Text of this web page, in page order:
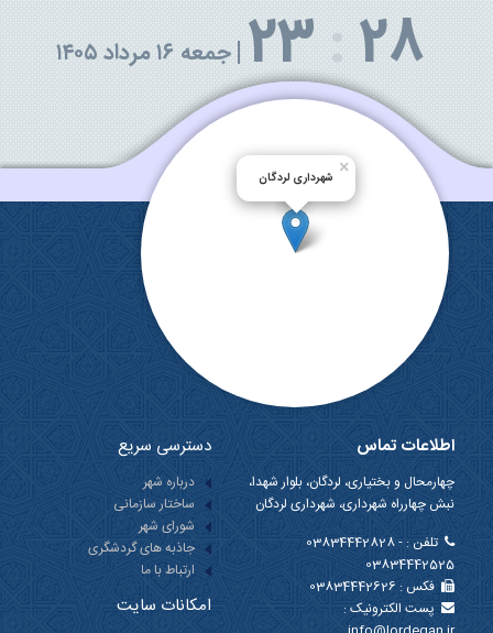
23:28
|جمعه ۱۶ مرداد ۱۴۰۵
شهرداری لردگان
×
اطلاعات تماس
چهارمحال و بختیاری، لردگان، بلوار شهدا،
نبش چهارراه شهرداری، شهرداری لردگان
تلفن : 03834442828 -
03834442525
فکس : 03834442626
پست الکترونیک :
دسترسی سریع
درباره شهر
ساختار سازمانی
شورای شهر
جاذبه های گردشگری
ارتباط با ما
امکانات سایت